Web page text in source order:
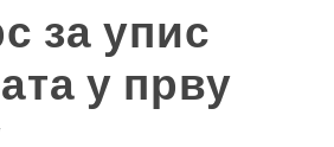
за упис
у прву